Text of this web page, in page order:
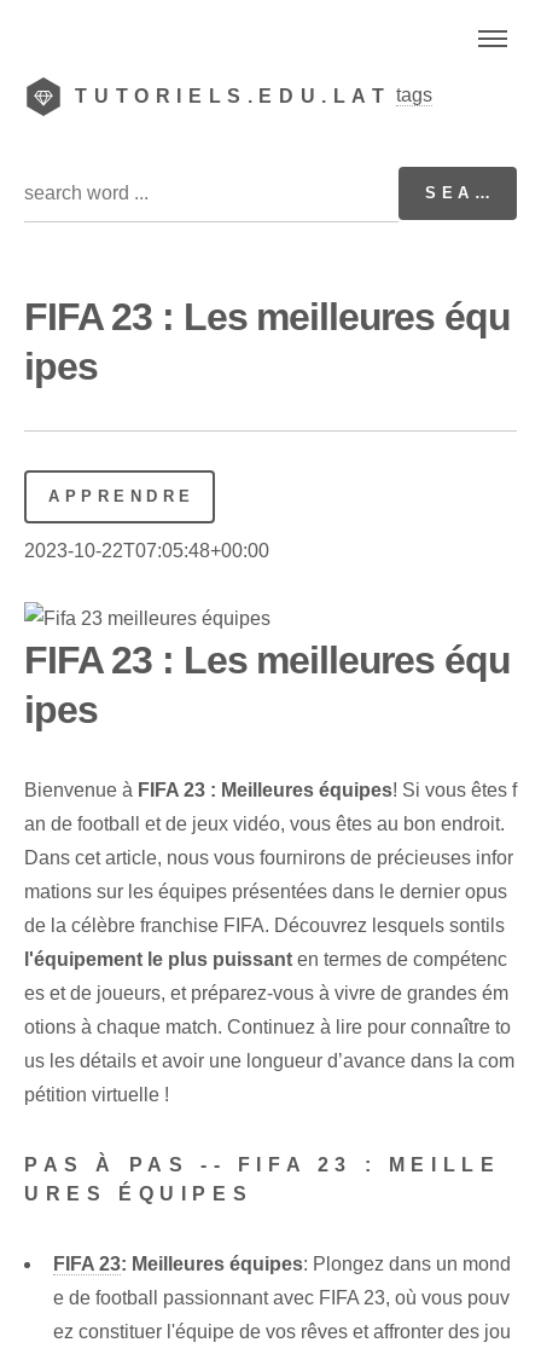
TUTORIELS.EDU.LAT tags
FIFA 23 : Les meilleures équ
ipes
APPRENDRE
2023-10-22T07:05:48+00:00
FIFA 23 : Les meilleures équ
ipes
Bienvenue à FIFA 23⁢ : ​Meilleures équipes! Si vous êtes f
an de football et de jeux vidéo, vous êtes au bon endroit.
Dans cet article, nous vous fournirons de précieuses infor
mations sur les équipes présentées dans le dernier opus
de la célèbre franchise FIFA. Découvrez lesquels sont⁢ils‌
l'équipement le plus puissant en termes de ⁤compétenc
es‍ et de joueurs, et ⁢préparez-vous​ à vivre de grandes ém
otions à ⁢chaque match. Continuez à lire pour connaître to
us les détails et avoir une longueur d’avance dans la com
pétition virtuelle !
PAS À PAS -- FIFA 23 : MEILLE
URES ÉQUIPES
FIFA 23: Meilleures équipes: Plongez dans un mond
e de football passionnant avec FIFA 23, où vous pouv
ez constituer l'équipe de vos rêves et affronter des jou